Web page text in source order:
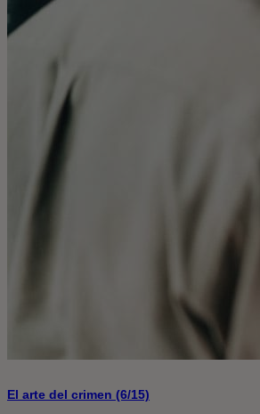
El arte del crimen (6/15)